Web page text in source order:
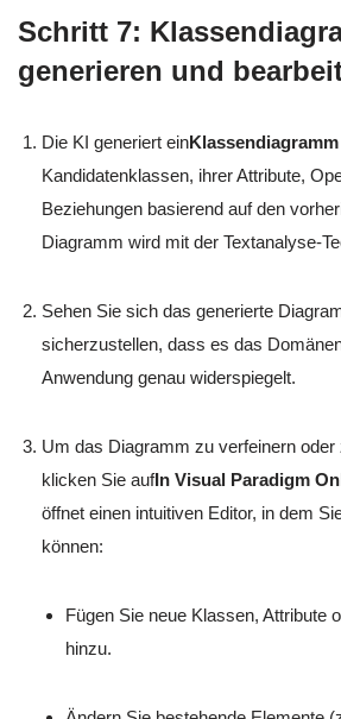
Schritt 7:
generieren und
Die KI generiert einKlassendiagramm
Kandidatenklassen, ihrer Attribute,
Beziehungen basierend auf den
Diagramm wird mit der Textanalyse-
Sehen Sie sich das generierte
sicherzustellen, dass es das
Anwendung genau widerspiegelt.
Um das Diagramm zu verfeinern
klicken Sie aufIn Visual Paradigm
öffnet einen intuitiven Editor, in dem
können:
Fügen Sie neue Klassen, Attribute
hinzu.